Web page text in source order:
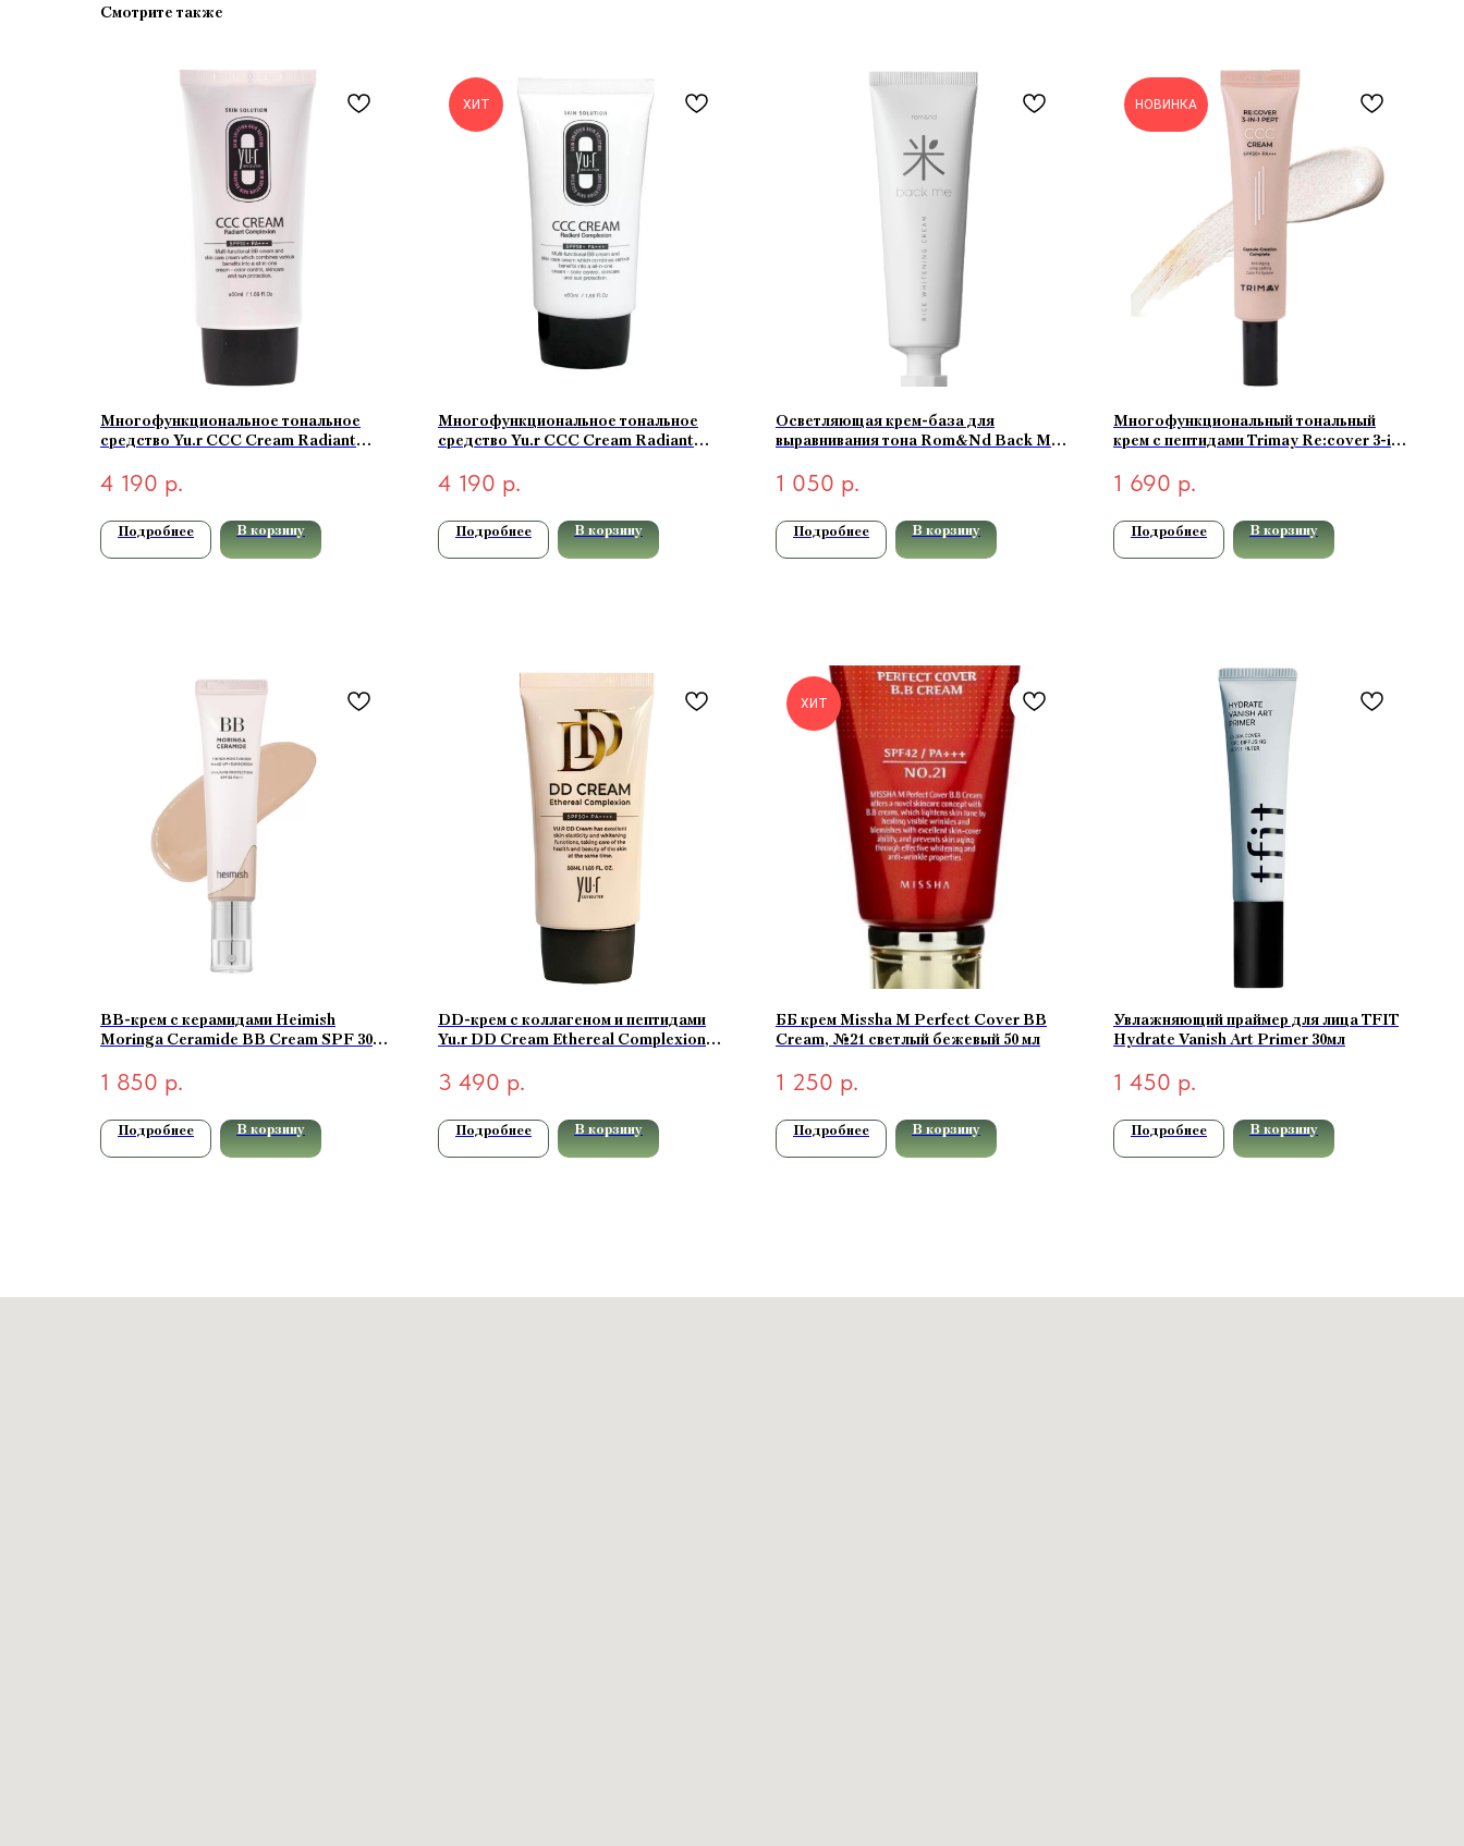
Смотрите также
Многофункциональное тональное
средство Yu.r CCC Cream Radiant
светлый) 50 мл
4 190 р.
Подробнее В корзину
ХИТ
Многофункциональное тональное
средство Yu.r CCC Cream Radiant
натуральный) 50 мл
4 190 р.
Подробнее В корзину
Осветляющая крем-база для
выравнивания тона Rom&Nd Back Me
1 050 р.
Подробнее В корзину
НОВИНКА
Многофункциональный тональный
крем с пептидами Trimay Re:cover 3-in-
Light 30мл
1 690 р.
Подробнее В корзину
BB-крем с керамидами Heimish
Moringa Ceramide BB Cream SPF 30
1 850 р.
Подробнее В корзину
DD-крем с коллагеном и пептидами
Yu.r DD Cream Ethereal Complexion
3 490 р.
Подробнее В корзину
ХИТ
ББ крем Missha M Perfect Cover BB
Cream, №21 светлый бежевый 50 мл
1 250 р.
Подробнее В корзину
Увлажняющий праймер для лица TFIT
Hydrate Vanish Art Primer 30мл
1 450 р.
Подробнее В корзину